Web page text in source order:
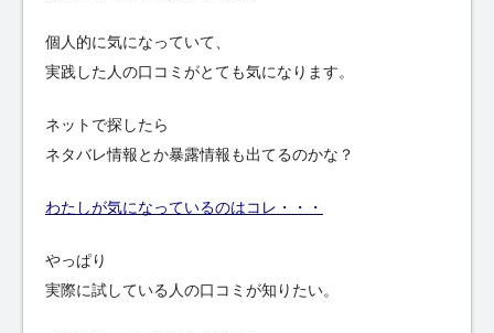
個人的に気になっていて、
実践した人の口コミがとても気になります。
ネットで探したら
ネタバレ情報とか暴露情報も出てるのかな？
わたしが気になっているのはコレ・・・
やっぱり
実際に試している人の口コミが知りたい。